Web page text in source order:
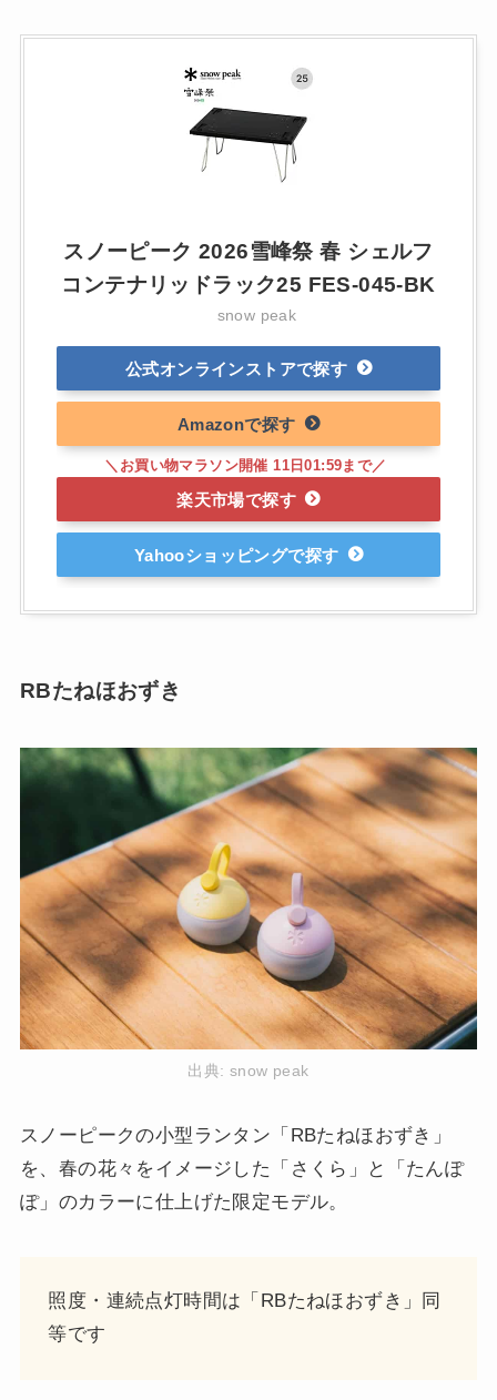
スノーピーク 2026雪峰祭 春 シェルフ
コンテナリッドラック25 FES-045-BK
snow peak
公式オンラインストア
Amazon
楽天市場
Yahooショッピング
RBたねほおずき
出典: snow peak
スノーピークの小型ランタン「RBたねほおずき」
を、春の花々をイメージした「さくら」と「たんぽ
ぽ」のカラーに仕上げた限定モデル。
照度・連続点灯時間は「RBたねほおずき」同
等です